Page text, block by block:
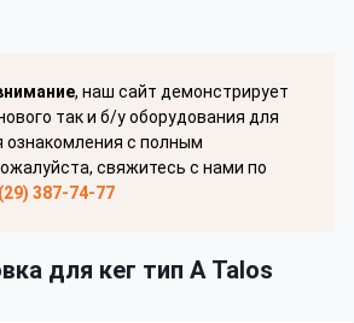
, наш сайт демонстрирует
так и б/у оборудования для
ознакомления с полным
свяжитесь с нами по
387-74-77
для кег тип А Talos